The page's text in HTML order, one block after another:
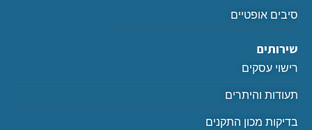
סיבים אופטיים
שירותים
רישוי עסקים
תעודות והיתרים
בדיקות מכון התקנים